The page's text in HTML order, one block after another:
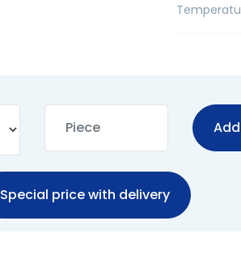
Special price with delivery